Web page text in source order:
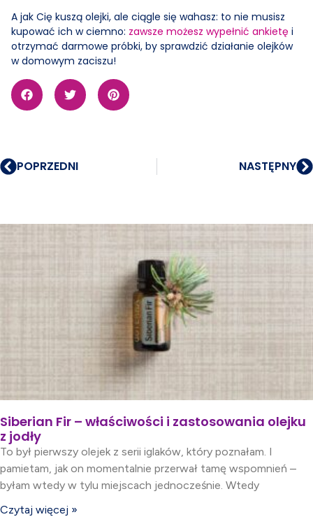
A jak Cię kuszą olejki, ale ciągle się wahasz: to nie musisz
kupować ich w ciemno: zawsze możesz wypełnić ankietę i
otrzymać darmowe próbki, by sprawdzić działanie olejków
w domowym zaciszu!
POPRZEDNI NASTĘPNY
Siberian Fir – właściwości i zastosowania olejku
z jodły
To był pierwszy olejek z serii iglaków, który poznałam. I
pamietam, jak on momentalnie przerwał tamę wspomnień –
byłam wtedy w tylu miejscach jednocześnie. Wtedy
Czytaj więcej »